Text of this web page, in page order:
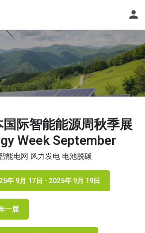
际智能能源周秋季展
Week September
能电网 风力发电 电池脱碳
年 9月 17日 - 2025年 9月 19日
一届